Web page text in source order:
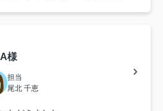
様
担当
尾北 千恵